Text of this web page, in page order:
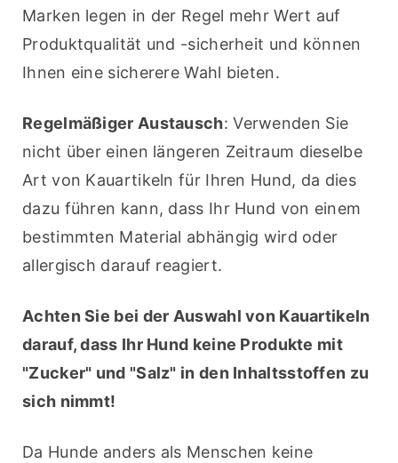
Marken legen in der Regel mehr Wert auf
Produktqualität und -sicherheit und können
Ihnen eine sicherere Wahl bieten.
Regelmäßiger Austausch: Verwenden Sie
nicht über einen längeren Zeitraum dieselbe
Art von Kauartikeln für Ihren Hund, da dies
dazu führen kann, dass Ihr Hund von einem
bestimmten Material abhängig wird oder
allergisch darauf reagiert.
Achten Sie bei der Auswahl von Kauartikeln
darauf, dass Ihr Hund keine Produkte mit
"Zucker" und "Salz" in den Inhaltsstoffen zu
sich nimmt!
Da Hunde anders als Menschen keine